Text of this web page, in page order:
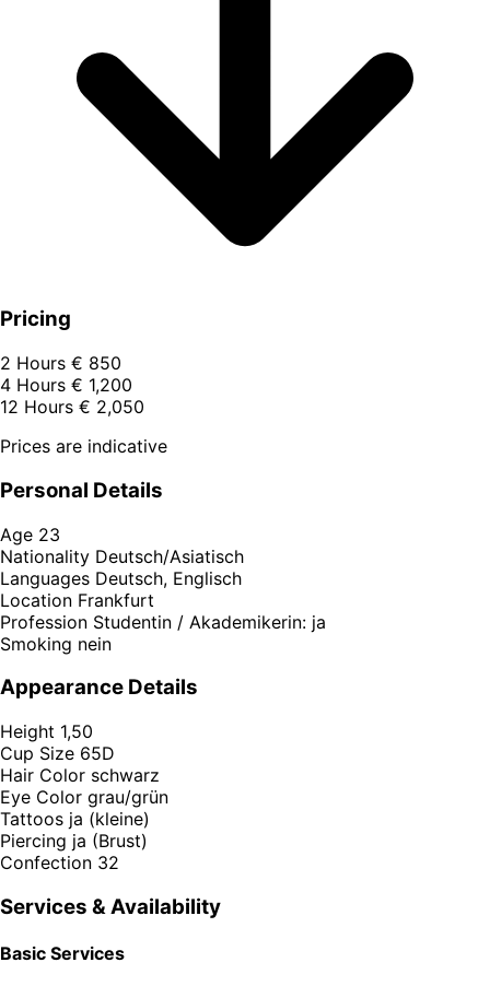
Pricing
2 Hours € 850
4 Hours € 1,200
12 Hours € 2,050
Prices are indicative
Personal Details
Age 23
Nationality Deutsch/Asiatisch
Languages Deutsch, Englisch
Location Frankfurt
Profession Studentin / Akademikerin: ja
Smoking nein
Appearance Details
Height 1,50
Cup Size 65D
Hair Color schwarz
Eye Color grau/grün
Tattoos ja (kleine)
Piercing ja (Brust)
Confection 32
Services & Availability
Basic Services